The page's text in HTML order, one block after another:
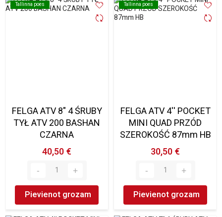
Tallinna poes
Tallinna poes
FELGA ATV 8" 4 ŚRUBY
TYŁ ATV 200 BASHAN
CZARNA
40,50 €
Pievienot grozam
Tallinna poes
Tallinna poes
FELGA ATV 4'' POCKET
MINI QUAD PRZÓD
SZEROKOŚĆ 87mm HB
30,50 €
Pievienot grozam